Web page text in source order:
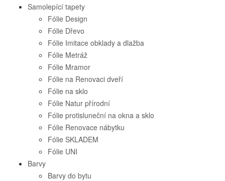
Samolepící tapety
Fólie Design
Fólie Dřevo
Fólie Imitace obklady a dlažba
Fólie Metráž
Fólie Mramor
Fólie na Renovaci dveří
Fólie na sklo
Fólie Natur přírodní
Fólie protisluneční na okna a sklo
Fólie Renovace nábytku
Fólie SKLADEM
Fólie UNI
Barvy
Barvy do bytu